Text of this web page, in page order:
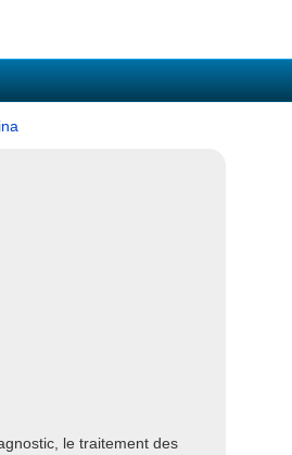
le traitement des